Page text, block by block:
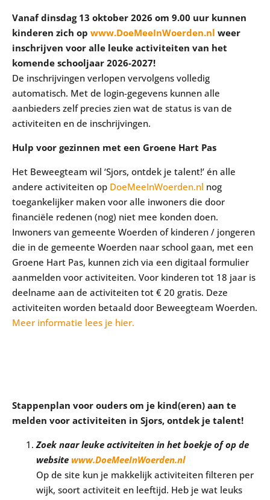
Vanaf dinsdag 13 oktober 2026 om 9.00 uur kunnen
kinderen zich op www.DoeMeeInWoerden.nl weer
inschrijven voor alle leuke activiteiten van het
komende schooljaar 2026-2027!
De inschrijvingen verlopen vervolgens volledig
automatisch. Met de login-gegevens kunnen alle
aanbieders zelf precies zien wat de status is van de
activiteiten en de inschrijvingen.
Hulp voor gezinnen met een Groene Hart Pas
Het Beweegteam wil ‘Sjors, ontdek je talent!’ én alle
andere activiteiten op DoeMeeInWoerden.nl nog
toegankelijker maken voor alle inwoners die door
financiële redenen (nog) niet mee konden doen.
Inwoners van gemeente Woerden of kinderen / jongeren
die in de gemeente Woerden naar school gaan, met een
Groene Hart Pas, kunnen zich via een digitaal formulier
aanmelden voor activiteiten. Voor kinderen tot 18 jaar is
deelname aan de activiteiten tot € 20 gratis. Deze
activiteiten worden betaald door Beweegteam Woerden.
Meer informatie lees je hier.
Stappenplan voor ouders om je kind(eren) aan te
melden voor activiteiten in Sjors, ontdek je talent!
Zoek naar leuke activiteiten in het boekje of op de
website www.DoeMeeInWoerden.nl
Op de site kun je makkelijk activiteiten filteren per
wijk, soort activiteit en leeftijd. Heb je wat leuks